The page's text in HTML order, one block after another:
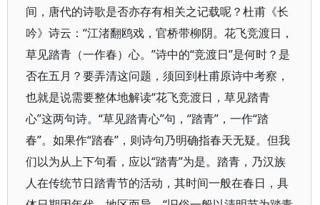
间，唐代的诗歌是否亦存有相关之记载呢？杜甫《长
吟》诗云：“江渚翻鸥戏，官桥带柳阴。花飞竞渡日，
草见踏青（一作春）心。”诗中的“竞渡日”是何时？是
否在五月？要弄清这问题，须回到杜甫原诗中考察，
也就是说需要整体地解读“花飞竞渡日，草见踏青
心”这两句诗。“草见踏青心”句，“踏青”，一作“踏
春”。如果作“踏春”，则诗句乃明确指春天无疑。但我
们以为从上下句看，应以“踏青”为是。踏青，乃汉族
人在传统节日踏青节的活动，其时间一般在春日，具